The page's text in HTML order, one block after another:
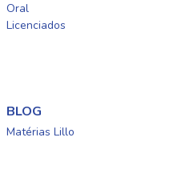
Oral​
Licenciados​
BLOG
Matérias Lillo